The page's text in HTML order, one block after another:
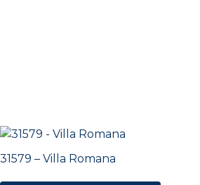
31579 – Villa Romana